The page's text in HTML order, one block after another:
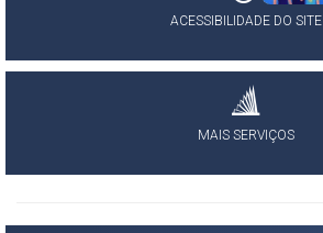
ACESSIBILIDADE DO SITE
MAIS SERVIÇOS